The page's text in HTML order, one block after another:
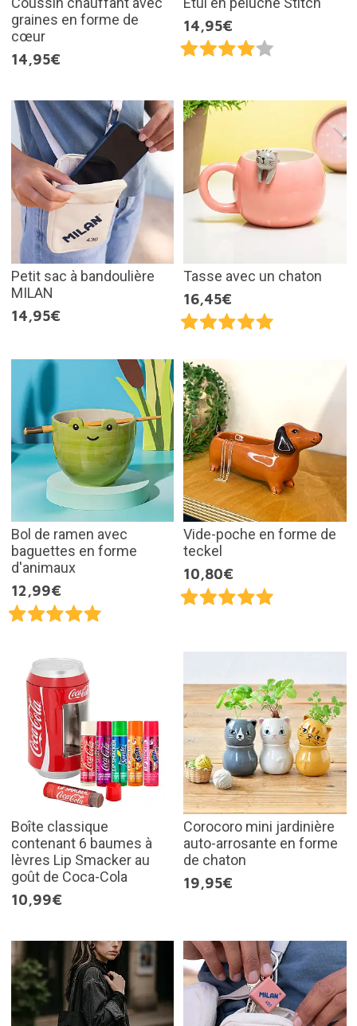
graines en forme de
cœur
14,95€
14,95€
Petit sac à bandoulière
MILAN
14,95€
Tasse avec un chaton
16,45€
Bol de ramen avec
baguettes en forme
d'animaux
12,99€
Vide-poche en forme de
teckel
10,80€
Boîte classique
contenant 6 baumes à
lèvres Lip Smacker au
goût de Coca-Cola
10,99€
Corocoro mini jardinière
auto-arrosante en forme
de chaton
19,95€